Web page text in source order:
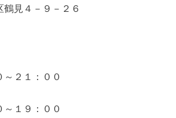
見４－９－２６
２１：００
１９：００